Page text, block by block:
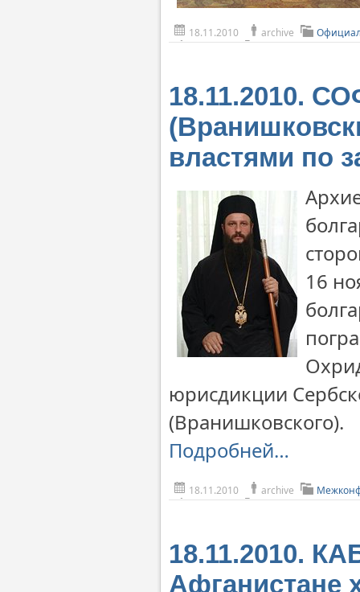
18.11.2010 archive
18.11.2010.
властями по
16
юрисдикции
(Вранишковского).
Подробней…
18.11.2010 archive
18.11.2010.
Афганистане